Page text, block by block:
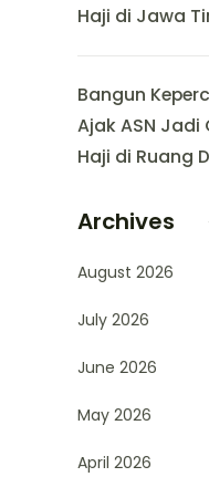
Haji di Jawa
Bangun
Ajak ASN Jadi
Haji di Ruang
Archives
August 2026
July 2026
June 2026
May 2026
April 2026